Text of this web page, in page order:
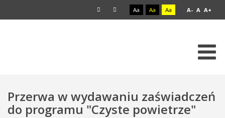
Aa Aa Aa A- A A+
Przerwa w wydawaniu zaświadczeń
do programu "Czyste powietrze"